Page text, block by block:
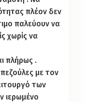
πλέον δεν
παλεύουν να
χωρίς να
πλήρως .
με τον
των
ιερωμένο